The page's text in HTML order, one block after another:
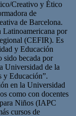
Creativo y Ético
de
de Barcelona.
Latinoamericana por
(CEFIR). Es
y Educación
sido becada por
Universidad de la
y Educación”.
en la Universidad
como con docentes
Niños (IAPC
cursos de